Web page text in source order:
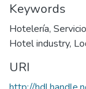
Keywords
Hotelería,
Hotel industry,
URI